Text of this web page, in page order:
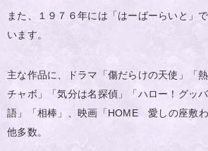
また、１９７６年には「はーばーらいと」
います。
主な作品に、ドラマ「傷だらけの天使」「
チャボ」「気分は名探偵」「ハロー！グッ
語」「相棒」、映画「HOME 愛しの座敷
他多数。